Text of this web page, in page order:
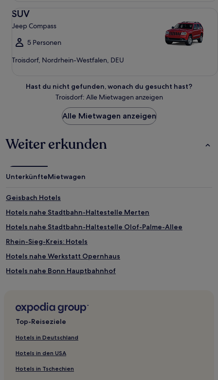
SUV
Jeep Compass
5 Personen
Troisdorf, Nordrhein-Westfalen, DEU
Hast du nicht gefunden, wonach du gesucht hast?
Troisdorf: Alle Mietwagen anzeigen
Alle Mietwagen anzeigen
Weiter erkunden
UnterkünfteMietwagen
Geisbach Hotels
Hotels nahe Stadtbahn-Haltestelle Merten
Hotels nahe Stadtbahn-Haltestelle Olof-Palme-Allee
Rhein-Sieg-Kreis: Hotels
Hotels nahe Werkstatt Opernhaus
Hotels nahe Bonn Hauptbahnhof
Lohmar Hotels
Bergheim Hotels
Wahlscheid Hotels
Top-Reiseziele
Hotels in Deutschland
Hotels in den USA
Hotels in Tschechien